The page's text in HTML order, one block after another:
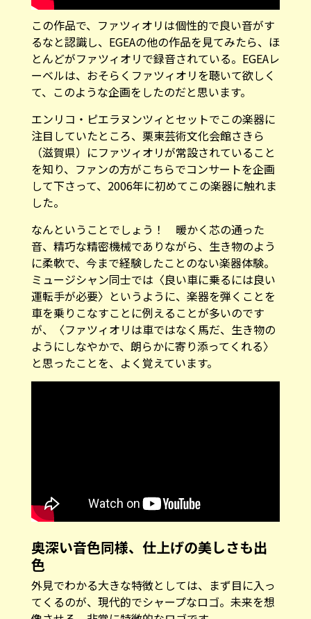
この作品で、ファツィオリは個性的で良い音がす
るなと認識し、EGEAの他の作品を見てみたら、ほ
とんどがファツィオリで録音されている。EGEAレ
ーベルは、おそらくファツィオリを聴いて欲しく
て、このような企画をしたのだと思います。
注目していたところ、栗東芸術文化会館さきら
（滋賀県）にファツィオリが常設されていること
を知り、ファンの方がこちらでコンサートを企画
して下さって、2006年に初めてこの楽器に触れま
した。
音、精巧な精密機械でありながら、生き物のよう
に柔軟で、今まで経験したことのない楽器体験。
ミュージシャン同士では〈良い車に乗るには良い
運転手が必要〉というように、楽器を弾くことを
車を乗りこなすことに例えることが多いのです
が、〈ファツィオリは車ではなく馬だ、生き物の
ようにしなやかで、朗らかに寄り添ってくれる〉
と思ったことを、よく覚えています。
色
外見でわかる大きな特徴としては、まず目に入っ
てくるのが、現代的でシャープなロゴ。未来を想
像させる、非常に特徴的なロゴです。